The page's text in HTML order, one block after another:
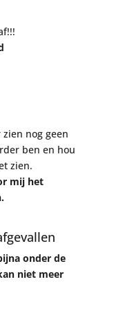
nog geen
ben en hou
zien.
mij het
onder de
niet meer